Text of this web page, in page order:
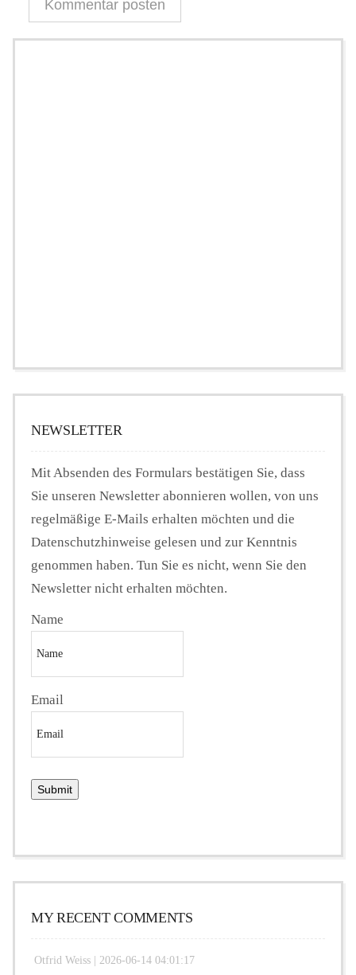
NEWSLETTER
Mit Absenden des Formulars bestätigen Sie, dass
Sie unseren Newsletter abonnieren wollen, von uns
regelmäßige E-Mails erhalten möchten und die
Datenschutzhinweise gelesen und zur Kenntnis
genommen haben. Tun Sie es nicht, wenn Sie den
Newsletter nicht erhalten möchten.
Name
Email
MY RECENT COMMENTS
Otfrid Weiss | 2026-06-14 04:01:17